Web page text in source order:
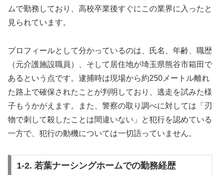
ムで勤務しており、高校卒業後すぐにこの業界に入ったと
見られています。
プロフィールとして分かっているのは、氏名、年齢、職歴
（元介護施設職員）、そして居住地が埼玉県熊谷市箱田で
あるという点です。逮捕時は現場から約250メートル離れ
た路上で確保されたことが判明しており、逃走を試みた様
子もうかがえます。また、警察の取り調べに対しては「刃
物で刺して殺したことは間違いない」と犯行を認めている
一方で、犯行の動機については一切語っていません。
1-2. 若葉ナーシングホームでの勤務経歴